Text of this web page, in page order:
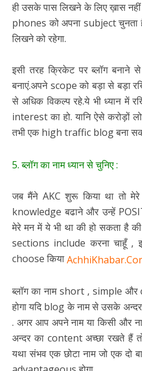
ही उसके पास लिखने के लिए ख़ास
phones को अपना subject चुनता
लिखने को रहेगा.
इसी तरह क्रिकेट पर ब्लॉग बनाने से
बनाएं.अपने scope को बड़ा से बड़ा
से अधिक विकल्प रहे.ये भी ध्यान में
interest का हो. यानि ऐसे करोड़ों
तभी एक high traffic blog बना
5. ब्लॉग का नाम ध्यान से चुनिए :
जब मैंने AKC शुरू किया था तो
knowledge बढाने और उन्हें
मेरे मन में ये भी था की हो सकता है
sections include करना चाहूँ ,
choose किया
ब्लॉग का नाम short , simple और
होगा यदि blog के नाम से उसके
. अगर आप अपने नाम या किसी और
अन्दर का content अच्छा रखते हैं
यथा संभव एक छोटा नाम जो एक दो